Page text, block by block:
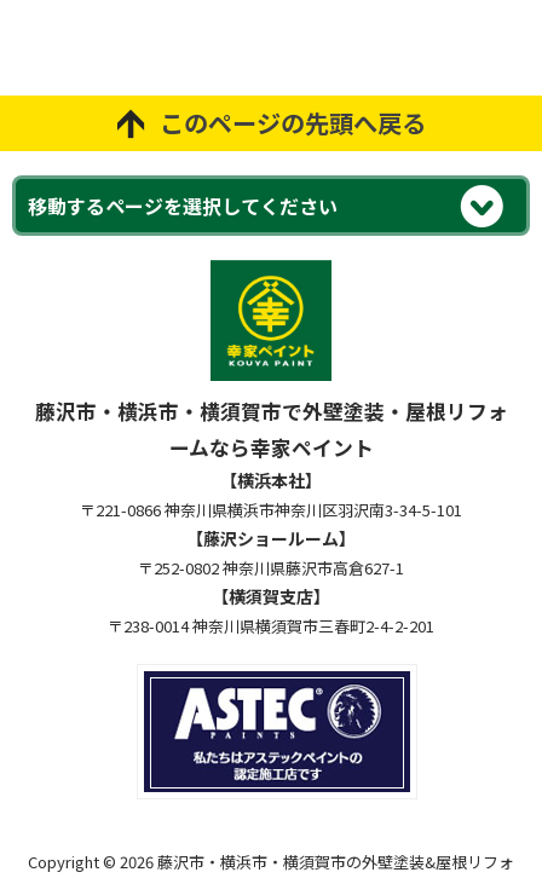
このページの先頭へ戻る
藤沢市・横浜市・横須賀市で外壁塗装・屋根リフォ
ームなら幸家ペイント
【横浜本社】
〒221-0866 神奈川県横浜市神奈川区羽沢南3-34-5-101
【藤沢ショールーム】
〒252-0802 神奈川県藤沢市高倉627-1
【横須賀支店】
〒238-0014 神奈川県横須賀市三春町2-4-2-201
Copyright © 2026 藤沢市・横浜市・横須賀市の外壁塗装&屋根リフォ